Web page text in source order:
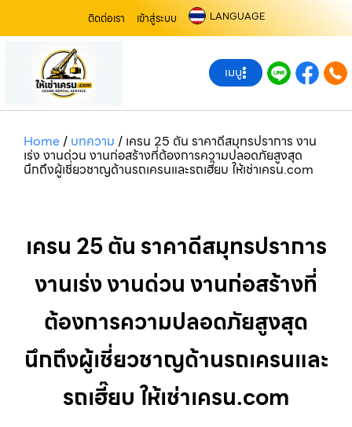
ติดต่อเรา เข้าสู่ระบบ LANGUAGE
เมนู
Home/ บทความ / เครน 25 ตัน ราคาดีสมุทรปราการ งาน
เร่ง งานด่วน งานก่อสร้างที่ต้องการความปลอดภัยสูงสุด
นึกถึงผู้เชี่ยวชาญด้านรถเครนและรถเฮี๊ยบ ให้เช่าเครน.com
เครน 25 ตัน ราคาดีสมุทรปราการ
งานเร่ง งานด่วน งานก่อสร้างที่
ต้องการความปลอดภัยสูงสุด
นึกถึงผู้เชี่ยวชาญด้านรถเครนและ
รถเฮี๊ยบ ให้เช่าเครน.com